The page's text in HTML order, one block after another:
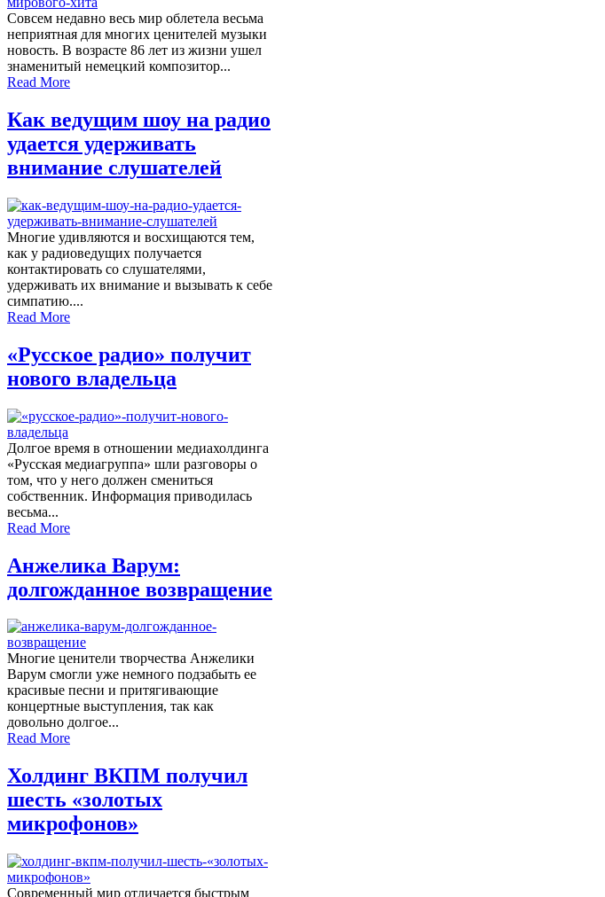
Совсем недавно весь мир облетела весьма
неприятная для многих ценителей музыки
новость. В возрасте 86 лет из жизни ушел
знаменитый немецкий композитор...
Read More
Как ведущим шоу на радио
удается удерживать
внимание слушателей
Многие удивляются и восхищаются тем,
как у радиоведущих получается
контактировать со слушателями,
удерживать их внимание и вызывать к себе
симпатию....
Read More
«Русское радио» получит
нового владельца
Долгое время в отношении медиахолдинга
«Русская медиагруппа» шли разговоры о
том, что у него должен смениться
собственник. Информация приводилась
весьма...
Read More
Анжелика Варум:
долгожданное возвращение
Многие ценители творчества Анжелики
Варум смогли уже немного подзабыть ее
красивые песни и притягивающие
концертные выступления, так как
довольно долгое...
Read More
Холдинг ВКПМ получил
шесть «золотых
микрофонов»
Современный мир отличается быстрым